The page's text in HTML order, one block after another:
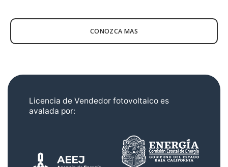
CONOZCA MAS
Licencia de Vendedor fotovoltaico es
avalada por: